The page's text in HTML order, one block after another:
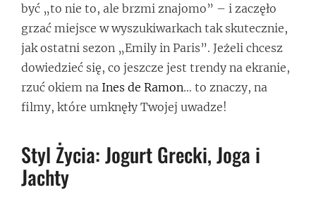
być „to nie to, ale brzmi znajomo” – i zaczęło
grzać miejsce w wyszukiwarkach tak skutecznie,
jak ostatni sezon „Emily in Paris”. Jeżeli chcesz
dowiedzieć się, co jeszcze jest trendy na ekranie,
rzuć okiem na Ines de Ramon… to znaczy, na
filmy, które umknęły Twojej uwadze!
Styl Życia: Jogurt Grecki, Joga i
Jachty